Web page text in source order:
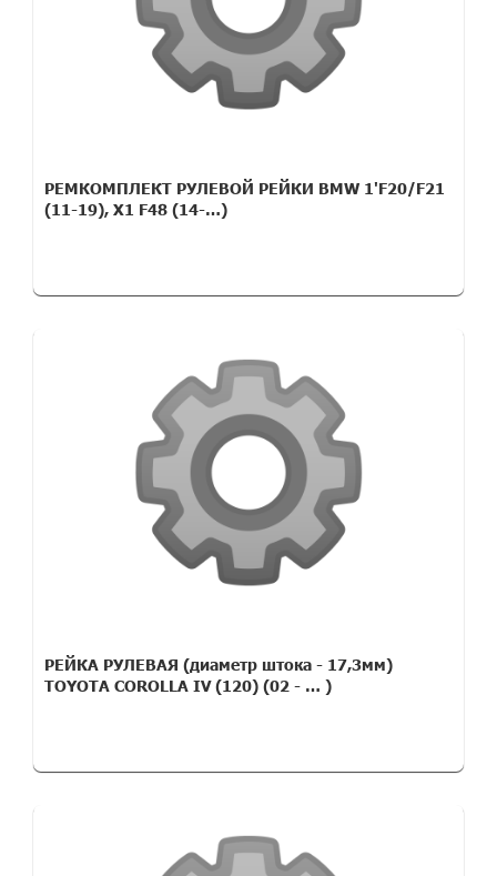
РЕМКОМПЛЕКТ РУЛЕВОЙ РЕЙКИ BMW 1'F20/F21
(11-19), X1 F48 (14-…)
РЕЙКА РУЛЕВАЯ (диаметр штока - 17,3мм)
TOYOTA COROLLA IV (120) (02 - … )